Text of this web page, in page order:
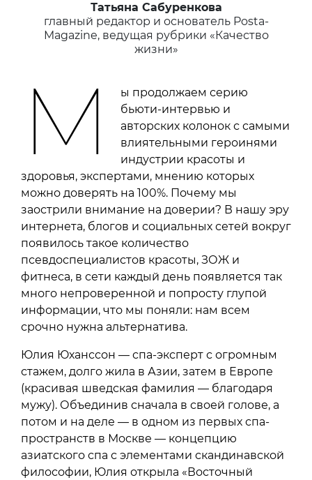
Татьяна Сабуренкова
главный редактор и основатель Posta-
Magazine, ведущая рубрики «Качество
жизни»
М
ы продолжаем серию
бьюти-интервью и
авторских колонок с самыми
влиятельными героинями
индустрии красоты и
здоровья, экспертами, мнению которых
можно доверять на 100%. Почему мы
заострили внимание на доверии? В нашу эру
интернета, блогов и социальных сетей вокруг
появилось такое количество
псевдоспециалистов красоты, ЗОЖ и
фитнеса, в сети каждый день появляется так
много непроверенной и попросту глупой
информации, что мы поняли: нам всем
срочно нужна альтернатива.
Юлия Юханссон — спа-эксперт с огромным
стажем, долго жила в Азии, затем в Европе
(красивая шведская фамилия — благодаря
мужу). Объединив сначала в своей голове, а
потом и на деле — в одном из первых спа-
пространств в Москве — концепцию
азиатского спа с элементами скандинавской
философии, Юлия открыла «Восточный